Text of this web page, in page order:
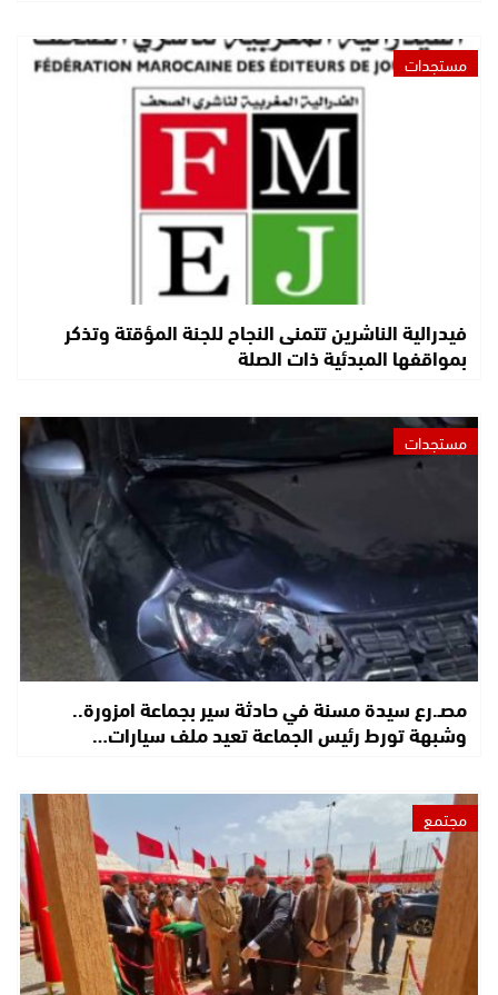
مستجدات
فيدرالية الناشرين تتمنى النجاح للجنة المؤقتة وتذكر
بمواقفها المبدئية ذات الصلة
مستجدات
مصـ.رع سيدة مسنة في حادثة سير بجماعة امزورة..
وشبهة تورط رئيس الجماعة تعيد ملف سيارات…
مجتمع